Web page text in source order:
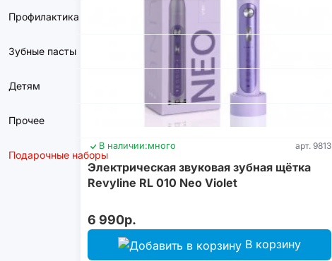
Профилактика
Зубные пасты
Детям
Прочее
Подарочные наборы
В наличии:много арт. 9813
Электрическая звуковая зубная щётка
Revyline RL 010 Neo Violet
6 990р.
В корзину